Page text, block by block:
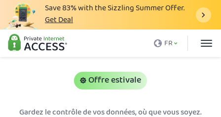
Save83%with the Sizzling Summer Offer.
Get Deal
FR
Qu'est-ce qu'un VPN
Offre estivale
Gardez le contrôle de vos données, où que vous soyez.